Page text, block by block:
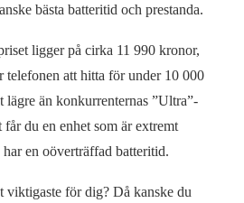
bästa batteritid och prestanda.
ligger på cirka 11 990 kronor,
telefonen att hitta för under 10 000
än konkurrenternas ”Ultra”-
du en enhet som är extremt
en oöverträffad batteritid.
viktigaste för dig? Då kanske du